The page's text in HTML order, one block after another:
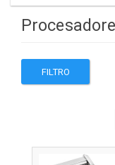
FILTRO